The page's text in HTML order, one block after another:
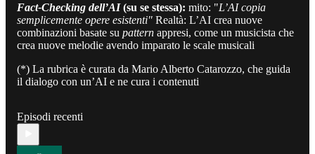
Fact-Checking dell’AI(su se stessa): mito: "L’AI copia
semplicemente opere esistenti" Realtà: L’AI crea nuove
combinazioni basate su pattern appresi, come un musicista che
crea nuove melodie avendo imparato le scale musicali
(*) La rubrica è curata da Mario Alberto Catarozzo, che guida
il dialogo con un’AI e ne cura i contenuti
Episodi recenti